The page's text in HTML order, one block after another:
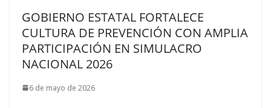
GOBIERNO ESTATAL FORTALECE
CULTURA DE PREVENCIÓN CON AMPLIA
PARTICIPACIÓN EN SIMULACRO
NACIONAL 2026
6 de mayo de 2026